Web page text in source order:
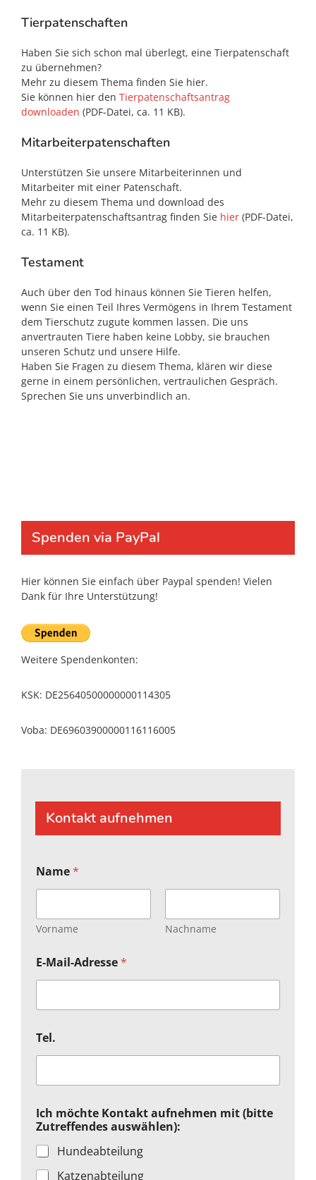
Tierpatenschaften
Haben Sie sich schon mal überlegt, eine Tierpatenschaft
zu übernehmen?
Mehr zu diesem Thema finden Sie hier.
Sie können hier den Tierpatenschaftsantrag
downloaden (PDF-Datei, ca. 11 KB).
Mitarbeiterpatenschaften
Unterstützen Sie unsere Mitarbeiterinnen und
Mitarbeiter mit einer Patenschaft.
Mehr zu diesem Thema und download des
Mitarbeiterpatenschaftsantrag finden Sie hier (PDF-Datei,
ca. 11 KB).
Testament
Auch über den Tod hinaus können Sie Tieren helfen,
wenn Sie einen Teil Ihres Vermögens in Ihrem Testament
dem Tierschutz zugute kommen lassen. Die uns
anvertrauten Tiere haben keine Lobby, sie brauchen
unseren Schutz und unsere Hilfe.
Haben Sie Fragen zu diesem Thema, klären wir diese
gerne in einem persönlichen, vertraulichen Gespräch.
Sprechen Sie uns unverbindlich an.
Spenden via PayPal
Hier können Sie einfach über Paypal spenden! Vielen
Dank für Ihre Unterstützung!
Weitere Spendenkonten:
KSK: DE25640500000000114305
Voba: DE69603900000116116005
Kontakt aufnehmen
Name*
Vorname Nachname
E-Mail-Adresse*
b
i
t
K
o
n
t
a
k
Tel.
Ich möchte Kontakt aufnehmen mit (bitte
Zutreffendes auswählen):
Hundeabteilung
Katzenabteilung